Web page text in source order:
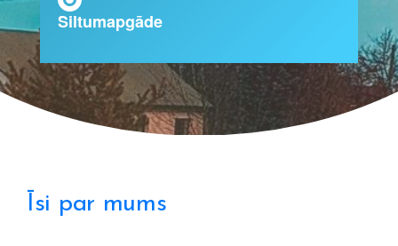
Siltumapgāde
Īsi par mums